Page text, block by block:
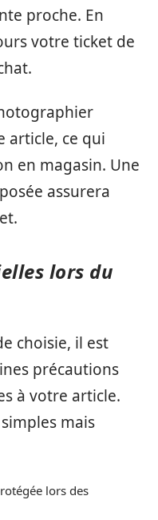
proche. En
votre ticket de
article, ce qui
en magasin. Une
assurera
lors du
choisie, il est
précautions
à votre article.
mais
lors des